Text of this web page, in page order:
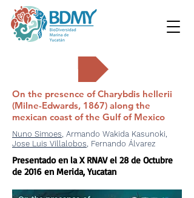
On the presence of Charybdis hellerii
(Milne-Edwards, 1867) along the
mexican coast of the Gulf of Mexico
Nuno Simoes, Armando Wakida Kasunoki,
Jose Luis Villalobos, Fernando Álvarez
Presentado en la X RNAV el 28 de Octubre
de 2016 en Merida, Yucatan